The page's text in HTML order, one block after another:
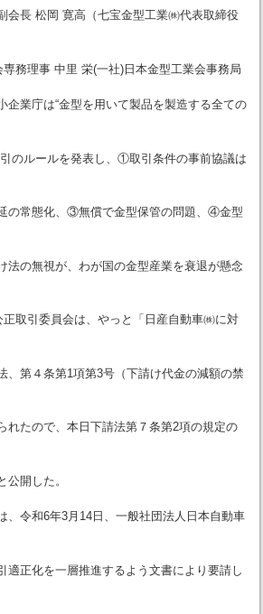
長 松岡 寛高（七宝金型工業㈱代表取締役
務理事 中里 栄(一社)日本金型工業会事務局
業庁は“金型を用いて製品を製造する全ての
のルールを発表し、①取引条件の事前協議は
の常態化、③無償で金型保管の問題、④金型
法の無視が、わが国の金型産業を衰退が懸念
取引委員会は、やっと「日産自動車㈱に対
、第４条第1項第3号（下請け代金の減額の禁
れたので、本日下請法第７条第2項の規定の
公開した。
令和6年3月14日、一般社団法人日本自動車
適正化を一層推進するよう文書により要請し